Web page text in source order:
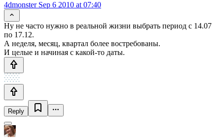
4dmonsterSep 6 2010 at 07:40
Ну не часто нужно в реальной жизни выбрать период с 14.07
по 17.12.
А неделя, месяц, квартал более востребованы.
И целые и начиная с какой-то даты.
Reply